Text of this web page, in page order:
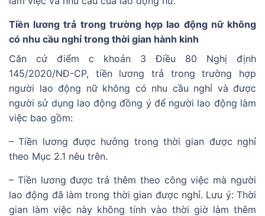
Tiền lương trả trong trường hợp lao động nữ không
có nhu cầu nghỉ trong thời gian hành kinh
Căn cứ điểm c khoản 3 Điều 80 Nghị định
145/2020/NĐ-CP, tiền lương trả trong trường hợp
người lao động nữ không có nhu cầu nghỉ và được
người sử dụng lao động đồng ý để người lao động làm
việc bao gồm:
– Tiền lương được hưởng trong thời gian được nghỉ
theo Mục 2.1 nêu trên.
– Tiền lương được trả thêm theo công việc mà người
lao động đã làm trong thời gian được nghỉ. Lưu ý: Thời
gian làm việc này không tính vào thời giờ làm thêm